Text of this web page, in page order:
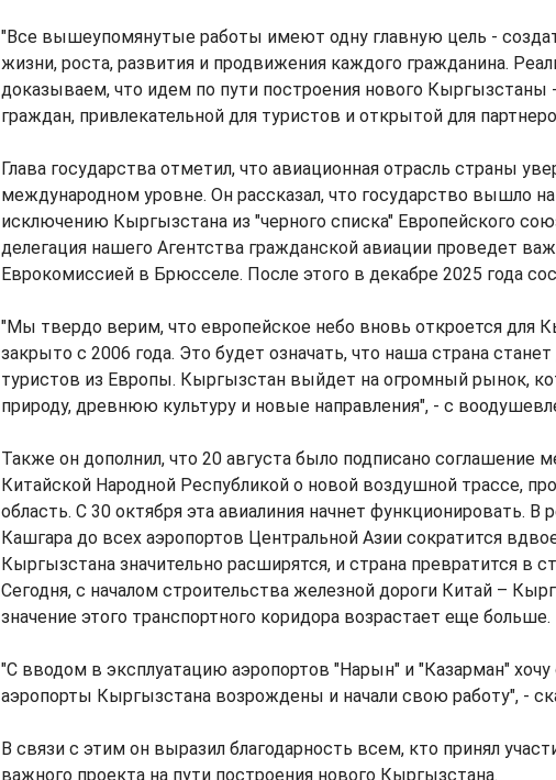
"Все вышеупомянутые работы имеют одну главную цель -
жизни, роста, развития и продвижения каждого гражданина.
доказываем, что идем по пути построения нового
граждан, привлекательной для туристов и открытой для
Глава государства отметил, что авиационная отрасль страны
международном уровне. Он рассказал, что государство вышло
исключению Кыргызстана из "черного списка" Европейского
делегация нашего Агентства гражданской авиации проведет
Еврокомиссией в Брюсселе. После этого в декабре 2025 года
"Мы твердо верим, что европейское небо вновь откроется для
закрыто с 2006 года. Это будет означать, что наша страна
туристов из Европы. Кыргызстан выйдет на огромный рынок,
природу, древнюю культуру и новые направления", - с
Также он дополнил, что 20 августа было подписано
Китайской Народной Республикой о новой воздушной трассе,
область. С 30 октября эта авиалиния начнет функционировать. В
Кашгара до всех аэропортов Центральной Азии сократится
Кыргызстана значительно расширятся, и страна превратится в
Сегодня, с началом строительства железной дороги Китай –
значение этого транспортного коридора возрастает еще больше.
"С вводом в эксплуатацию аэропортов "Нарын" и "Казарман" хочу
аэропорты Кыргызстана возрождены и начали свою работу", -
В связи с этим он выразил благодарность всем, кто принял
важного проекта на пути построения нового Кыргызстана.